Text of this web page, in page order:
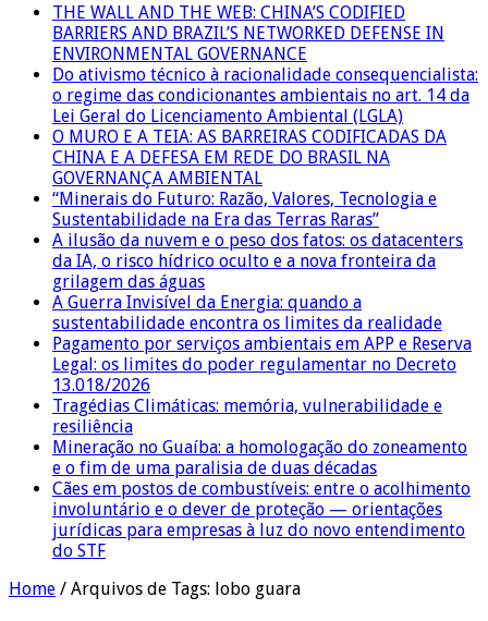
THE WALL AND THE WEB: CHINA’S CODIFIED
BARRIERS AND BRAZIL’S NETWORKED DEFENSE IN
ENVIRONMENTAL GOVERNANCE
Do ativismo técnico à racionalidade consequencialista:
o regime das condicionantes ambientais no art. 14 da
Lei Geral do Licenciamento Ambiental (LGLA)
O MURO E A TEIA: AS BARREIRAS CODIFICADAS DA
CHINA E A DEFESA EM REDE DO BRASIL NA
GOVERNANÇA AMBIENTAL
“Minerais do Futuro: Razão, Valores, Tecnologia e
Sustentabilidade na Era das Terras Raras”
A ilusão da nuvem e o peso dos fatos: os datacenters
da IA, o risco hídrico oculto e a nova fronteira da
grilagem das águas
A Guerra Invisível da Energia: quando a
sustentabilidade encontra os limites da realidade
Pagamento por serviços ambientais em APP e Reserva
Legal: os limites do poder regulamentar no Decreto
13.018/2026
Tragédias Climáticas: memória, vulnerabilidade e
resiliência
Mineração no Guaíba: a homologação do zoneamento
e o fim de uma paralisia de duas décadas
Cães em postos de combustíveis: entre o acolhimento
involuntário e o dever de proteção — orientações
jurídicas para empresas à luz do novo entendimento
do STF
Home / Arquivos de Tags: lobo guara